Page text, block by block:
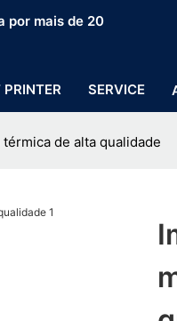
por mais de 20
PRINTER SERVICE
de alta qualidade